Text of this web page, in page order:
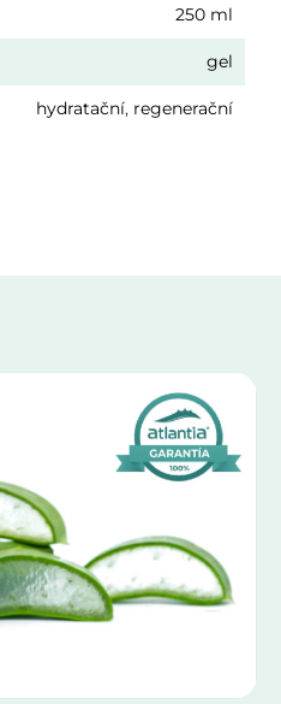
250 ml
gel
hydratační, regenerační